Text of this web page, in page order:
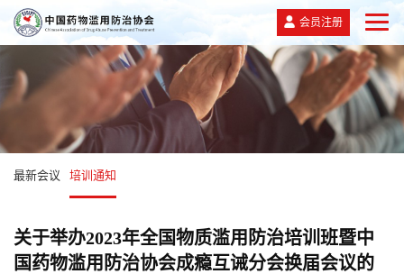
会员注册
最新会议 培训通知
关于举办2023年全国物质滥用防治培训班暨中
国药物滥用防治协会成瘾互诫分会换届会议的